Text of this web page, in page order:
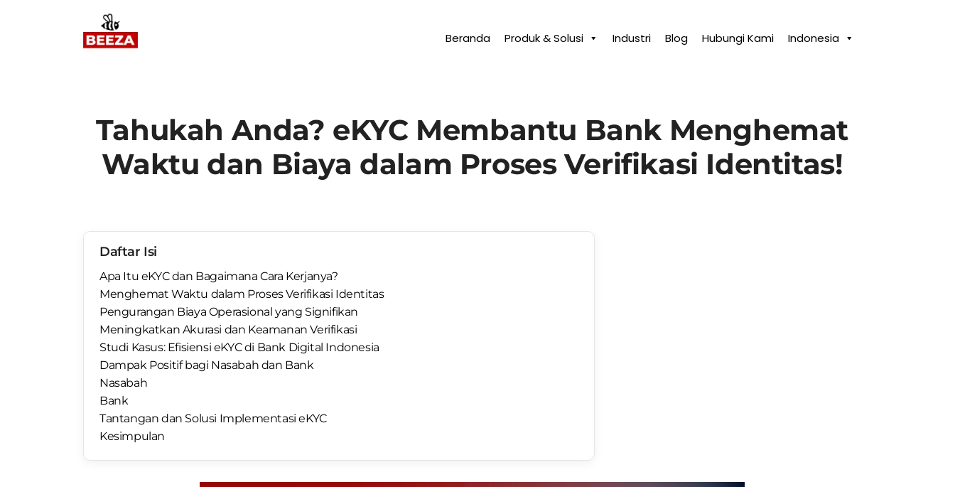
Beranda Produk & Solusi Industri Blog Hubungi Kami Indonesia
Tahukah Anda? eKYC Membantu Bank Menghemat
Waktu dan Biaya dalam Proses Verifikasi Identitas!
Daftar Isi
Apa Itu eKYC dan Bagaimana Cara Kerjanya?
Menghemat Waktu dalam Proses Verifikasi Identitas
Pengurangan Biaya Operasional yang Signifikan
Meningkatkan Akurasi dan Keamanan Verifikasi
Studi Kasus: Efisiensi eKYC di Bank Digital Indonesia
Dampak Positif bagi Nasabah dan Bank
Nasabah
Bank
Tantangan dan Solusi Implementasi eKYC
Kesimpulan